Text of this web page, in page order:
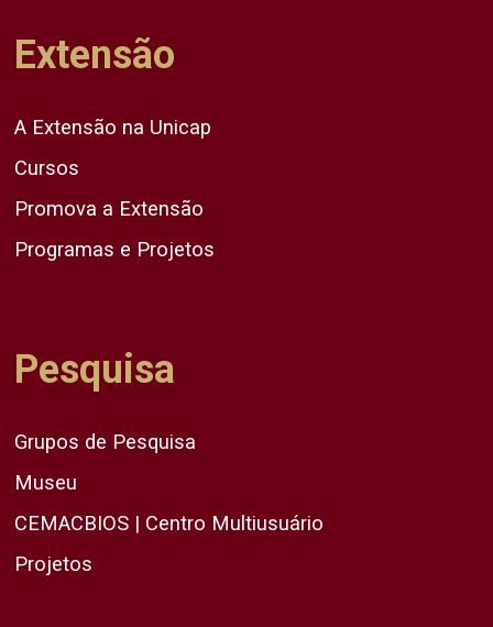
Extensão
A Extensão na Unicap
Cursos
Promova a Extensão
Programas e Projetos
Pesquisa
Grupos de Pesquisa
Museu
CEMACBIOS | Centro Multiusuário
Projetos